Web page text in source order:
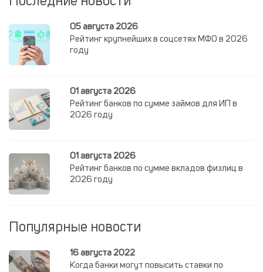
05 августа 2026
Рейтинг крупнейших в соцсетях МФО в 2026
году
01 августа 2026
Рейтинг банков по сумме займов для ИП в
2026 году
01 августа 2026
Рейтинг банков по сумме вкладов физлиц в
2026 году
Популярные новости
16 августа 2022
Когда банки могут повысить ставки по